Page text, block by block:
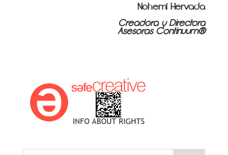
Nohemí Hervada
Creadora y Directora
Asesoras Continuum®